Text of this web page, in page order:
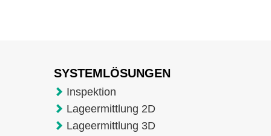
SYSTEMLÖSUNGEN
Inspektion
Lageermittlung 2D
Lageermittlung 3D